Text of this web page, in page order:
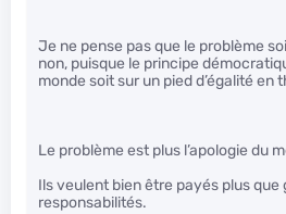
Je ne pense pas que le problème
non, puisque le principe
monde soit sur un pied d’égalité en
Le problème est plus l’apologie du
Ils veulent bien être payés plus
responsabilités.